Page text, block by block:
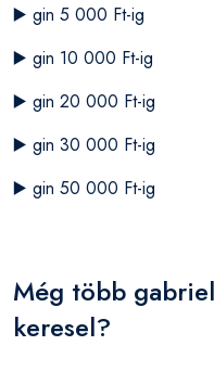
▶️ gin 5 000 Ft-ig
▶️ gin 10 000 Ft-ig
▶️ gin 20 000 Ft-ig
▶️ gin 30 000 Ft-ig
▶️ gin 50 000 Ft-ig
Még több
keresel?